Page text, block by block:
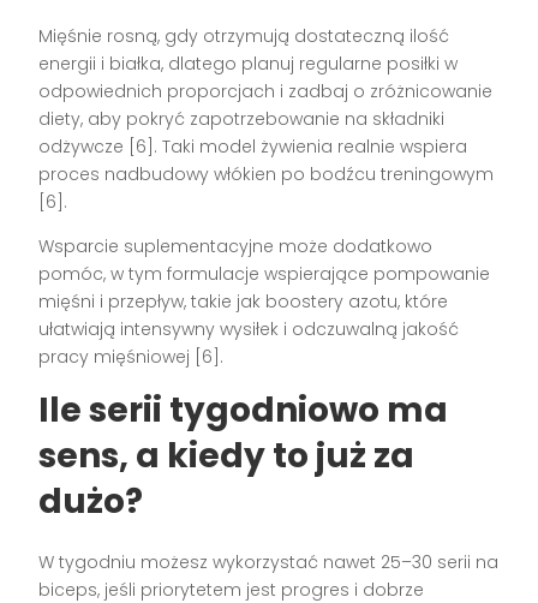
Mięśnie rosną, gdy otrzymują dostateczną ilość
energii i białka, dlatego planuj regularne posiłki w
odpowiednich proporcjach i zadbaj o zróżnicowanie
diety, aby pokryć zapotrzebowanie na składniki
odżywcze [6]. Taki model żywienia realnie wspiera
proces nadbudowy włókien po bodźcu treningowym
[6].
Wsparcie suplementacyjne może dodatkowo
pomóc, w tym formulacje wspierające pompowanie
mięśni i przepływ, takie jak boostery azotu, które
ułatwiają intensywny wysiłek i odczuwalną jakość
pracy mięśniowej [6].
Ile serii tygodniowo ma
sens, a kiedy to już za
dużo?
W tygodniu możesz wykorzystać nawet 25–30 serii na
biceps, jeśli priorytetem jest progres i dobrze